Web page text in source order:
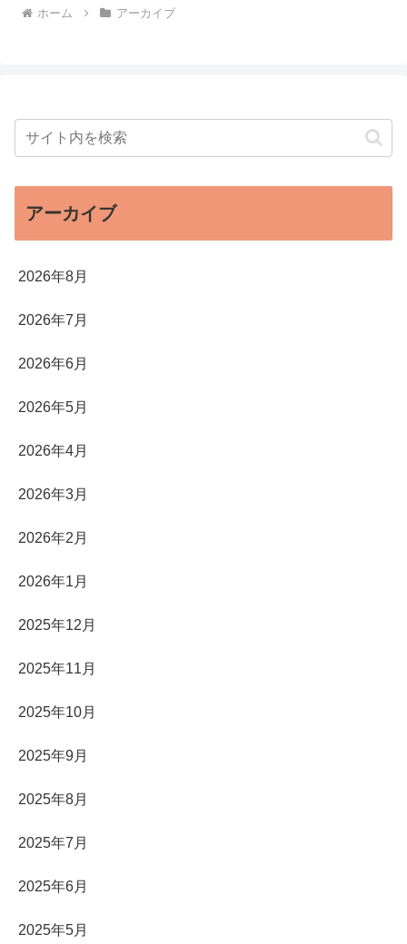
ホーム アーカイブ
アーカイブ
2026年8月
2026年7月
2026年6月
2026年5月
2026年4月
2026年3月
2026年2月
2026年1月
2025年12月
2025年11月
2025年10月
2025年9月
2025年8月
2025年7月
2025年6月
2025年5月